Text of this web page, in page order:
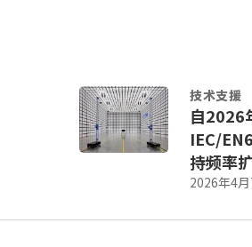
技术支援
自2026
IEC/
持频率
2026年4